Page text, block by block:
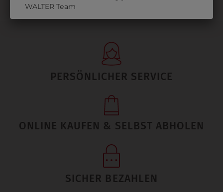
PERSÖNLICHER SERVICE
ONLINE KAUFEN & SELBST ABHOLEN
SICHER BEZAHLEN
WALTER Team